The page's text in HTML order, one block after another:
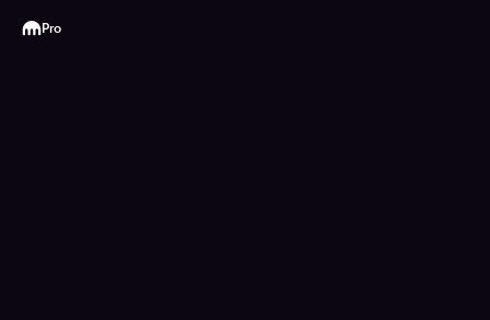
Kraken
Pro